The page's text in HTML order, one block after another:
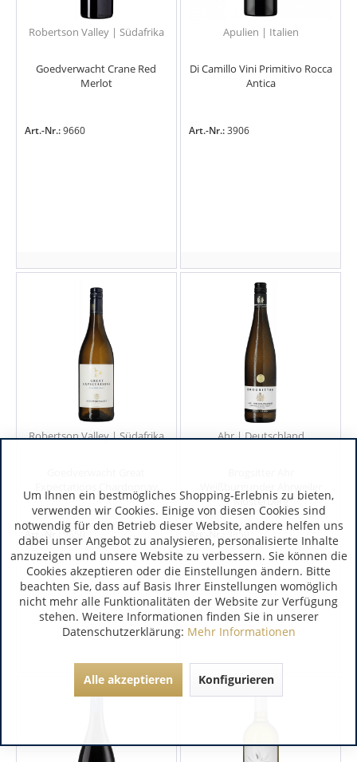
Robertson Valley | Südafrika
Goedverwacht Crane Red
Merlot
Art.-Nr.:9660
Apulien | Italien
Di Camillo Vini Primitivo Rocca
Antica
Art.-Nr.:3906
Robertson Valley | Südafrika
Art.-Nr.:9650
Ahr | Deutschland
Klosterberg
Art.-Nr.:3850
Um Ihnen ein bestmögliches Shopping-Erlebnis zu bieten,
verwenden wir Cookies. Einige von diesen Cookies sind
notwendig für den Betrieb dieser Website, andere helfen uns
dabei unser Angebot zu analysieren, personalisierte Inhalte
anzuzeigen und unsere Website zu verbessern. Sie können die
Cookies akzeptieren oder die Einstellungen ändern. Bitte
beachten Sie, dass auf Basis Ihrer Einstellungen womöglich
nicht mehr alle Funktionalitäten der Website zur Verfügung
stehen. Weitere Informationen finden Sie in unserer
Datenschutzerklärung: Mehr Informationen
Alle akzeptieren Konfigurieren